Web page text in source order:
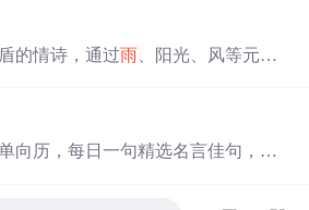
采方法。
的情诗，通过雨 、阳光、风等元素
向历，每日一句精选名言佳句，涵